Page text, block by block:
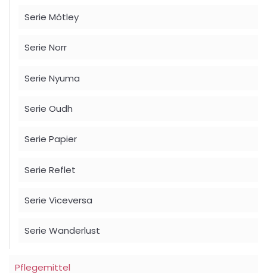
Serie Môtley
Serie Norr
Serie Nyuma
Serie Oudh
Serie Papier
Serie Reflet
Serie Viceversa
Serie Wanderlust
Pflegemittel